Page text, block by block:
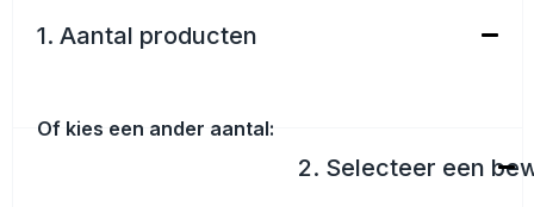
Schoenentassen
1. Aantal producten
Of kies een ander aantal:
2. Selecteer een